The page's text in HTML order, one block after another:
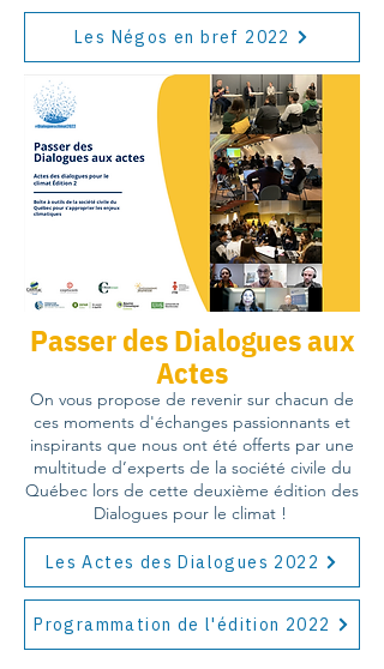
Les Négos en bref 2022
Passer des Dialogues aux
Actes
On vous propose de revenir sur chacun de
ces moments d'échanges passionnants et
inspirants que nous ont été offerts par une
multitude d’experts de la société civile du
Québec lors de cette deuxième édition des
Dialogues pour le climat !
Les Actes des Dialogues 2022
Programmation de l'édition 2022